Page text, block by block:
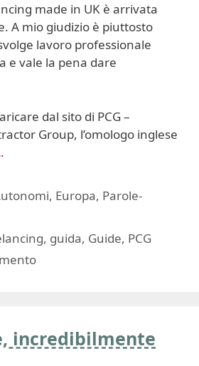
made in UK è arrivata
A mio giudizio è piuttosto
lavoro professionale
e vale la pena dare
dal sito di PCG –
Group, l’omologo inglese
.
, Europa, Parole-
, guida, Guide, PCG
incredibilmente